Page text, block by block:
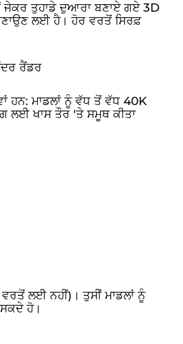
ਜੇਕਰ ਤੁਹਾਡੇ ਦੁਆਰਾ ਬਣਾਏ ਗਏ 3D
ਲਈ ਹੈ। ਹੋਰ ਵਰਤੋਂ ਸਿਰਫ਼
ਰੈਂਡਰ
ਹਨ: ਮਾਡਲਾਂ ਨੂੰ ਵੱਧ ਤੋਂ ਵੱਧ 40K
ਲਈ ਖਾਸ ਤੌਰ 'ਤੇ ਸਮੂਥ ਕੀਤਾ
ਲਈ ਨਹੀਂ)। ਤੁਸੀਂ ਮਾਡਲਾਂ ਨੂੰ
ਹੋ।